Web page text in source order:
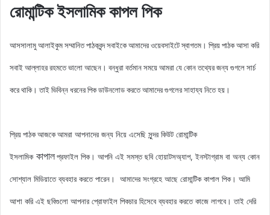
রোমান্টিক ইসলামিক কাপল পিক
আসসালামু আলাইকুম সম্মানিত পাঠকবৃন্দ সবাইকে আমাদের ওয়েবসাইটে স্বাগতম। প্রিয় পাঠক আসা করি
সবাই আল্লাহর রহমতে ভালো আছেন। বন্ধুরা বর্তমান সময়ে আমরা যে কোন তথ্যের জন্য গুগলে সার্চ
করে থাকি। তাই ভিবিন্ন ধরনের পিক ডাউনলোড করতে আমাদের গুগলের সাহায্য নিতে হয়।
প্রিয় পাঠক আজকেআমরা আপনাদের জন্য নিয়ে এসেছি সুন্দর কিউট রোমান্টিক
ইসলামিককাপালপ্রফাইল পিক। আপনি এই সমস্ত ছবি হোয়াটসঅ্যাপ, ইনস্টাগ্রাম বা অন্য কোন
সোশ্যাল মিডিয়াতে ব্যবহার করতে পারেন। আমাদের সংগ্রহে আছে রোমান্টিক কাপাল পিক। আমি
আশা করি এই ছবিগুলো আপনার প্রোফাইল পিকচার হিসেবে ব্যবহার করতে কাজে লাগবে। তাই দেরি